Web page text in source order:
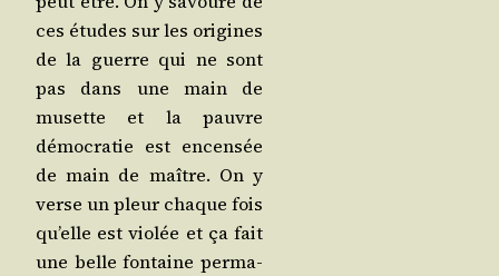
ces études sur les ori­gines
de la guerre qui ne sont
pas dans une main de
musette et la pauvre
démo­cra­tie est encen­sée
de main de maître. On y
verse un pleur chaque fois
qu’elle est vio­lée et ça fait
une belle fon­taine per­ma­